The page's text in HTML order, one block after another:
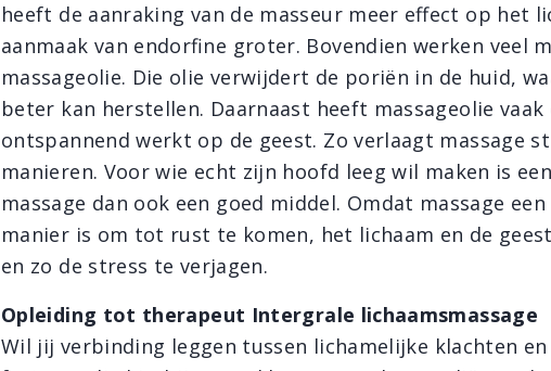
heeft de aanraking van de masseur meer effect op het
aanmaak van endorfine groter. Bovendien werken veel
massageolie. Die olie verwijdert de poriën in de huid,
beter kan herstellen. Daarnaast heeft massageolie vaak
ontspannend werkt op de geest. Zo verlaagt massage
manieren. Voor wie echt zijn hoofd leeg wil maken is
massage dan ook een goed middel. Omdat massage
manier is om tot rust te komen, het lichaam en de
en zo de stress te verjagen.
Opleiding tot therapeut Intergrale lichaamsmassage
Wil jij verbinding leggen tussen lichamelijke klachten en